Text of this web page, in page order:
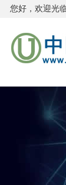
您好，欢迎光